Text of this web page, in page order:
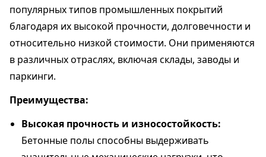
популярных типов промышленных покрытий
благодаря их высокой прочности, долговечности и
относительно низкой стоимости. Они применяются
в различных отраслях, включая склады, заводы и
паркинги.
Преимущества:
Высокая прочность и износостойкость:
Бетонные полы способны выдерживать